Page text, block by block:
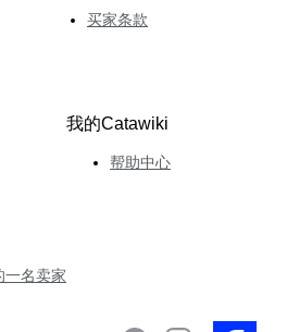
买家条款
一名卖家
我的Catawiki
帮助中心